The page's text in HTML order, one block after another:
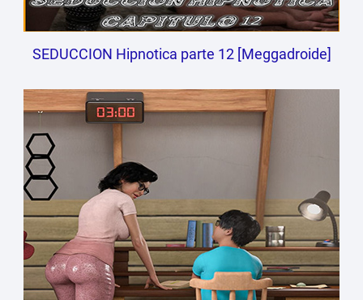
SEDUCCION Hipnotica parte 12 [Meggadroide]